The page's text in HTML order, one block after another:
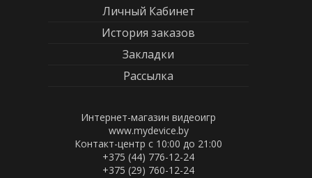
Личный Кабинет
История заказов
Закладки
Рассылка
Интернет-магазин видеоигр
www.mydevice.by
Контакт-центр с 10:00 до 21:00
+375 (44) 776-12-24
+375 (29) 760-12-24